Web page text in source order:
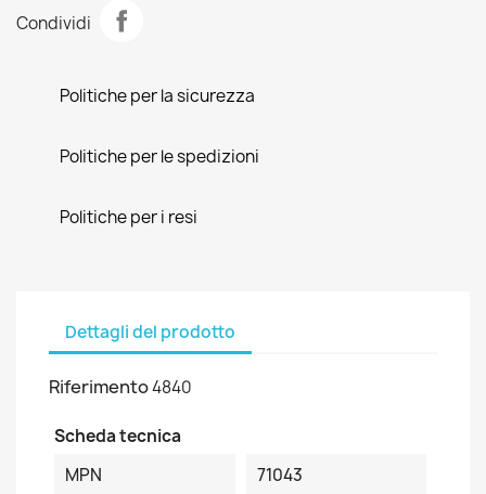
Condividi
Politiche per la sicurezza
Politiche per le spedizioni
Politiche per i resi
Dettagli del prodotto
Riferimento4840
Scheda tecnica
MPN
71043